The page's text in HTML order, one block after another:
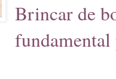
Brincar de
fundamental